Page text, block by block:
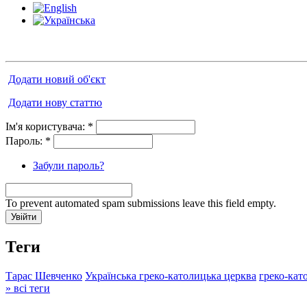
Додати новий об'єкт
Додати нову статтю
Ім'я користувача: *
Пароль: *
Забули пароль?
To prevent automated spam submissions leave this field empty.
Теги
Тарас Шевченко Українська греко-католицька церква греко-
» всі теги